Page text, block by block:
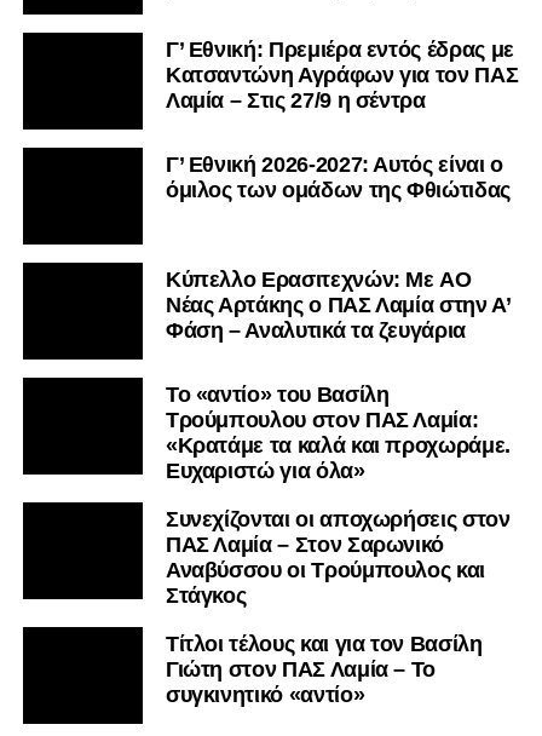
Γ’ Εθνική: Πρεμιέρα εντός έδρας με
Κατσαντώνη Αγράφων για τον ΠΑΣ
Λαμία – Στις 27/9 η σέντρα
Γ’ Εθνική 2026-2027: Αυτός είναι ο
όμιλος των ομάδων της Φθιώτιδας
Kύπελλο Ερασιτεχνών: Με AO
Nέας Αρτάκης ο ΠΑΣ Λαμία στην Α’
Φάση – Αναλυτικά τα ζευγάρια
Το «αντίο» του Βασίλη
Τρούμπουλου στον ΠΑΣ Λαμία:
«Κρατάμε τα καλά και προχωράμε.
Ευχαριστώ για όλα»
Συνεχίζονται οι αποχωρήσεις στον
ΠΑΣ Λαμία – Στον Σαρωνικό
Αναβύσσου οι Τρούμπουλος και
Στάγκος
Τίτλοι τέλους και για τον Βασίλη
Γιώτη στον ΠΑΣ Λαμία – Το
συγκινητικό «αντίο»